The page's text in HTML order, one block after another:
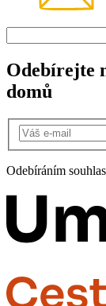
Odebírejte
domů
Odebíráním